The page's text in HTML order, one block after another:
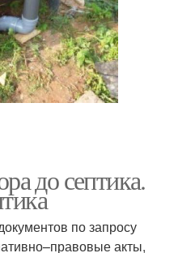
до септика.
по запросу
акты,